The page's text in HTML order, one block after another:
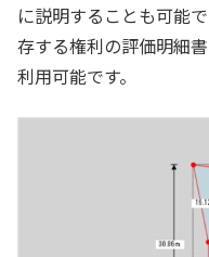
に説明することも可能
存する権利の評価明細
利用可能です。